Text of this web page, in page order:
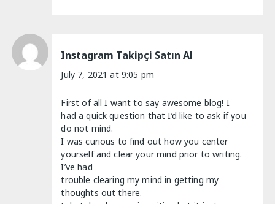
Instagram Takipçi Satın Al
July 7, 2021 at 9:05 pm
First of all I want to say awesome blog! I
had a quick question that I’d like to ask if you
do not mind.
I was curious to find out how you center
yourself and clear your mind prior to writing.
I’ve had
trouble clearing my mind in getting my
thoughts out there.